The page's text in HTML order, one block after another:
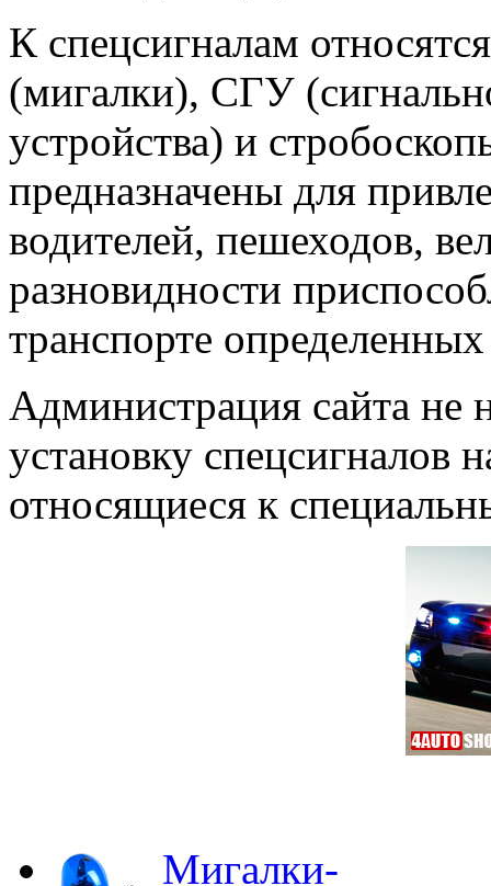
К спецсигналам
(мигалки), СГУ
устройства) и
предназначены для
водителей, пешеходов,
разновидности
транспорте
Администрация сайта не
установку спецсигналов
относящиеся к
Мигалки-